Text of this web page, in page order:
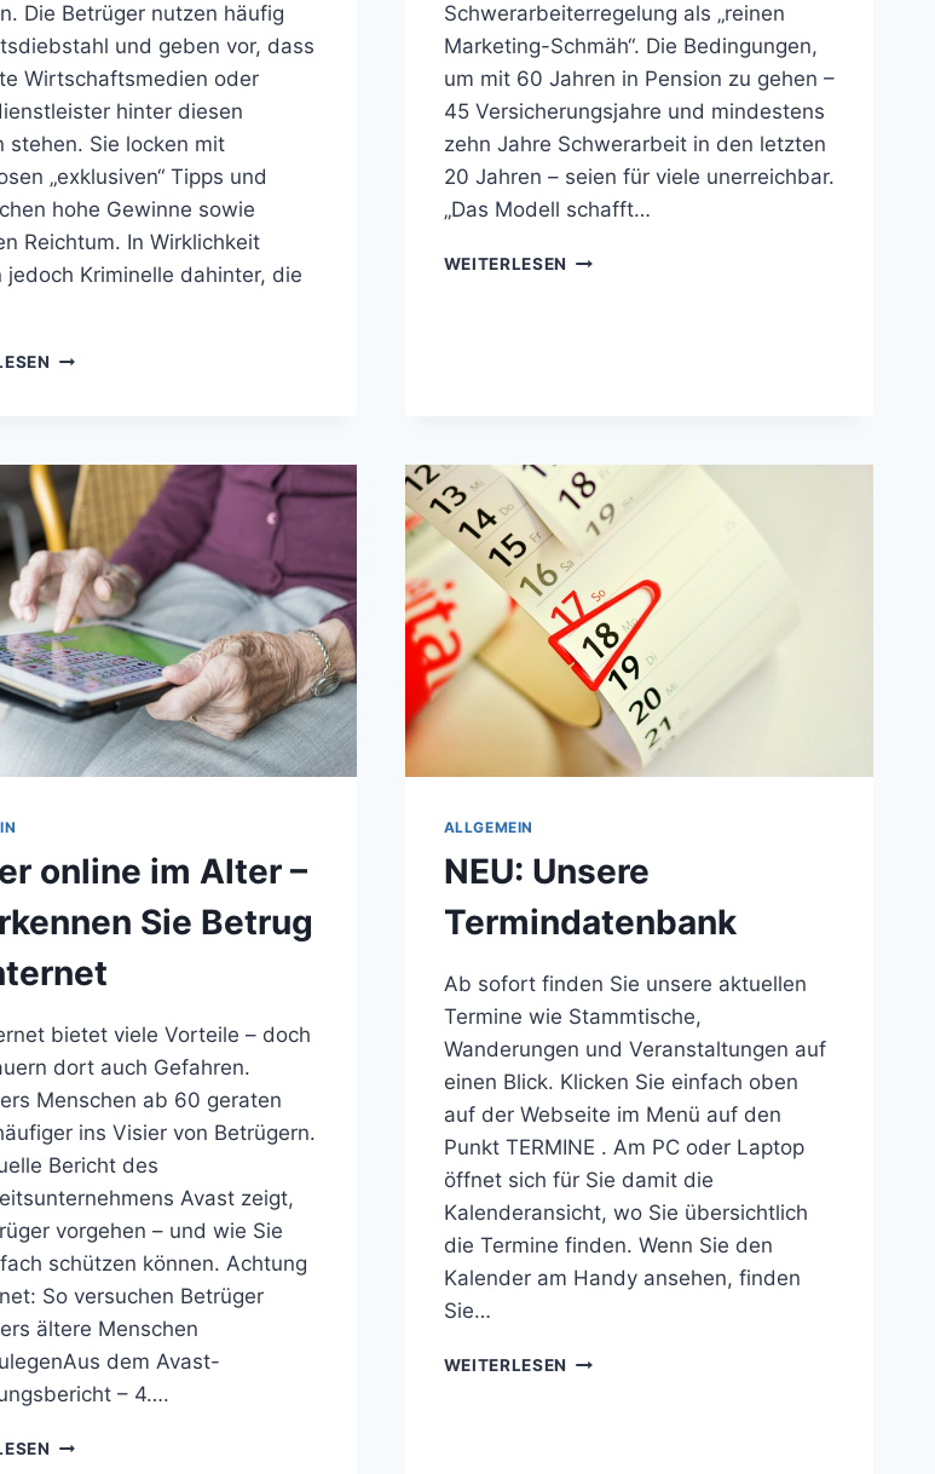
Die Betrüger nutzen häufig
und geben vor, dass
Wirtschaftsmedien oder
hinter diesen
stehen. Sie locken mit
„exklusiven“ Tipps und
hohe Gewinne sowie
Reichtum. In Wirklichkeit
jedoch Kriminelle dahinter, die
VORSICHT
WHATSAPP
Schwerarbeiterregelung als „reinen
Marketing-Schmäh“. Die Bedingungen,
um mit 60 Jahren in Pension zu gehen –
45 Versicherungsjahre und mindestens
zehn Jahre Schwerarbeit in den letzten
20 Jahren – seien für viele unerreichbar.
„Das Modell schafft…
WEITERLESEN BELAKOWITSCH:
SHOW“
online im Alter –
Sie Betrug
bietet viele Vorteile – doch
dort auch Gefahren.
Menschen ab 60 geraten
ins Visier von Betrügern.
Bericht des
Avast zeigt,
vorgehen – und wie Sie
schützen können. Achtung
So versuchen Betrüger
ältere Menschen
dem Avast-
– 4….
SICHER
ALLGEMEIN
NEU: Unsere
Termindatenbank
Ab sofort finden Sie unsere aktuellen
Termine wie Stammtische,
Wanderungen und Veranstaltungen auf
einen Blick. Klicken Sie einfach oben
auf der Webseite im Menü auf den
Punkt TERMINE . Am PC oder Laptop
öffnet sich für Sie damit die
Kalenderansicht, wo Sie übersichtlich
die Termine finden. Wenn Sie den
Kalender am Handy ansehen, finden
Sie…
WEITERLESEN NEU: